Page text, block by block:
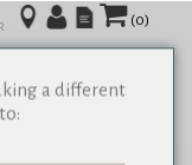
(0)
a different